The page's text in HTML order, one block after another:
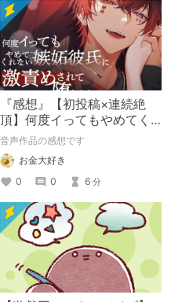
『感想』【初投稿×連続絶
頂】何度イってもやめてく
れない嫉妬彼氏に激責めさ
れて堕とされる。
音声作品の感想です
お金大好き
0
0 6 分